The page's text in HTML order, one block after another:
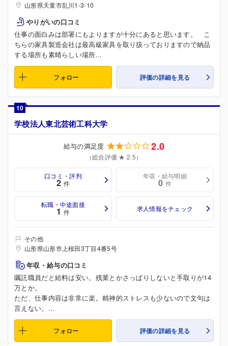
山形県天童市乱川1-3-10
やりがいの口コミ
仕事の面白みは部署にもよりますが十分にあると思います。 こ
ちらの家具製造会社は最高級家具を取り扱っておりますので納品
する場所も素晴らしい場所...
フォロー 評価の詳細を見る
10
学校法人東北芸術工科大学
給与の満足度 2.0
（総合評価 ★ 2.5）
口コミ・評判
2 件
年収・給与明細
0 件
転職・中途面接
1 件 求人情報をチェック
その他
山形県山形市上桜田3丁目4番5号
年収・給与の口コミ
嘱託職員だと給料は安い。残業とかさっぱりしないと手取りが14
万とか。
ただ、仕事内容は非常に楽。精神的ストレスも少ないので文句は
言えない。...
フォロー 評価の詳細を見る